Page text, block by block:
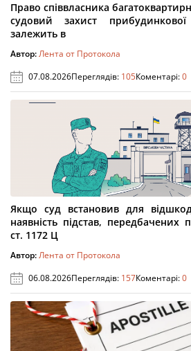
Право співвласника
судовий захист
залежить в
Автор:Лента от Протокола
07.08.2026Переглядів: 105Коментарі:0
Якщо суд встановив для
наявність підстав,
ст. 1172 Ц
Автор:Лента от Протокола
06.08.2026Переглядів: 157Коментарі:0